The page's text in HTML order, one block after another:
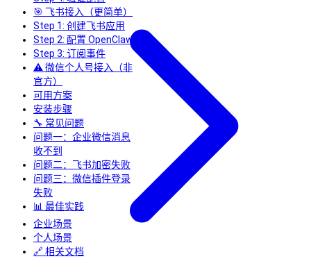
🎯 飞书接入（更简单）
Step 1: 创建飞书应用
Step 2: 配置 OpenClaw
Step 3: 订阅事件
⚠️ 微信个人号接入（非
官方）
可用方案
安装步骤
🔧 常见问题
问题一：企业微信消息
收不到
问题二：飞书加密失败
问题三：微信插件登录
失败
📊 最佳实践
企业场景
个人场景
🔗 相关文档